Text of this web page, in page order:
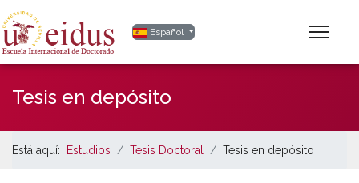
Seleccione su idioma
Español
Tesis en depósito
Está aquí: Estudios Tesis Doctoral Tesis en depósito